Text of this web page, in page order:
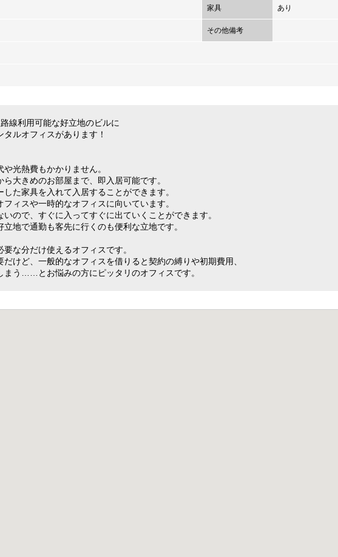
家具 あり
その他備考
線利用可能な好立地のビルに
ルオフィスがあります！
や光熱費もかかりません。
ら大きめのお部屋まで、即入居可能です。
した家具を入れて入居することができます。
フィスや一時的なオフィスに向いています。
いので、すぐに入ってすぐに出ていくことができます。
立地で通勤も客先に行くのも便利な立地です。
な分だけ使えるオフィスです。
けど、一般的なオフィスを借りると契約の縛りや初期費用、
まう……とお悩みの方にピッタリのオフィスです。